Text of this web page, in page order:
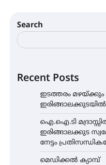
Search
Recent Posts
ഇടത്തരം മഴയ്ക്കും
ഇരിങ്ങാലക്കുടയിൽ
ഐ.ഐ.ടി
ഇരിങ്ങാലക്കുട
നേട്ടം
മെഡിക്കൽ ക്യാമ്പ്